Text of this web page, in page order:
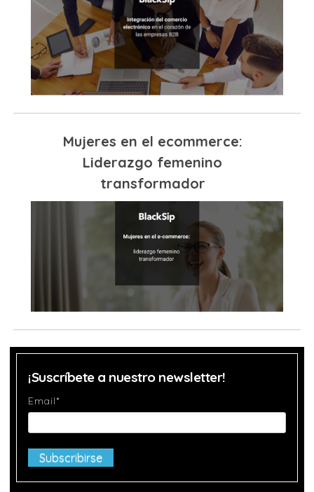
Mujeres en el ecommerce:
Liderazgo femenino
transformador
¡Suscríbete a nuestro newsletter!
Email*